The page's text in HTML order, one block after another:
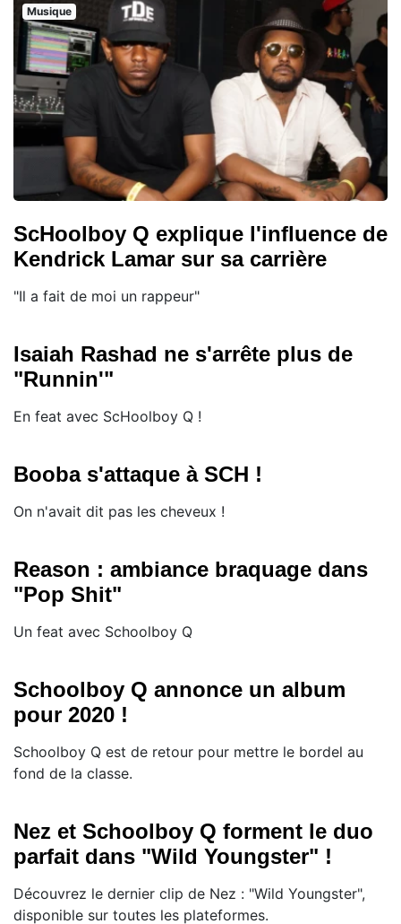
Musique
ScHoolboy Q explique l'influence de
Kendrick Lamar sur sa carrière
"Il a fait de moi un rappeur"
Isaiah Rashad ne s'arrête plus de
"Runnin'"
En feat avec ScHoolboy Q !
Booba s'attaque à SCH !
On n'avait dit pas les cheveux !
Reason : ambiance braquage dans
"Pop Shit"
Un feat avec Schoolboy Q
Schoolboy Q annonce un album
pour 2020 !
Schoolboy Q est de retour pour mettre le bordel au
fond de la classe.
Nez et Schoolboy Q forment le duo
parfait dans "Wild Youngster" !
Découvrez le dernier clip de Nez : "Wild Youngster",
disponible sur toutes les plateformes.